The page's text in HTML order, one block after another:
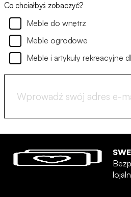
Co chciałbyś zobaczyć?
Meble do wnętrz
Meble ogrodowe
Meble i artykuły rekreacyjne